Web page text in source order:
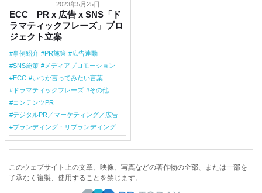
2023年5月25日
ECC PR x 広告 x SNS「ド
ラマティックフレーズ」プロ
ジェクト立案
事例紹介 PR施策
広告連動
SNS施策
メディアプロモーション
ECC
いつか言ってみたい言葉
ドラマティックフレーズ
その他
コンテンツPR
デジタルPR／マーケティング／広告
ブランディング・リブランディング
このウェブサイト上の文章、映像、写真などの著作物の全部、または一部を
了承なく複製、使用することを禁じます。